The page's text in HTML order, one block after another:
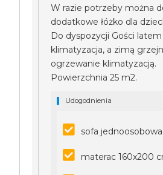
W razie potrzeby można
dodatkowe łóżko dla
Do dyspozycji Gości
klimatyzacja, a zimą
ogrzewanie klimatyzacją.
Powierzchnia 25 m2.
Udogodnienia
sofa
materac 160x200